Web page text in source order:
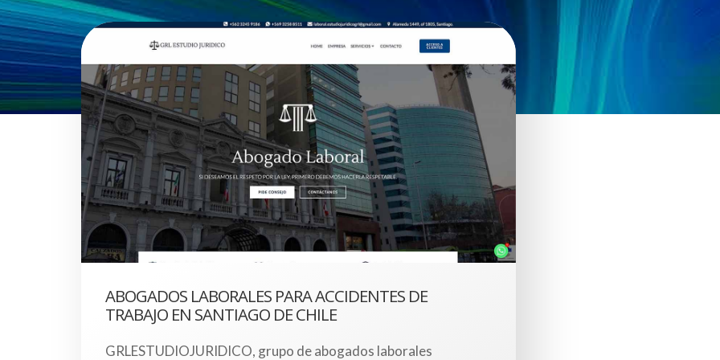
ABOGADOS LABORALES PARA ACCIDENTES DE
TRABAJO EN SANTIAGO DE CHILE
GRLESTUDIOJURIDICO, grupo de abogados laborales